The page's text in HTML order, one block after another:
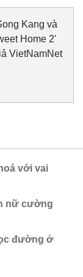
Kang và
Home 2'
VietNamNet
với vai
nữ cường
đường ở